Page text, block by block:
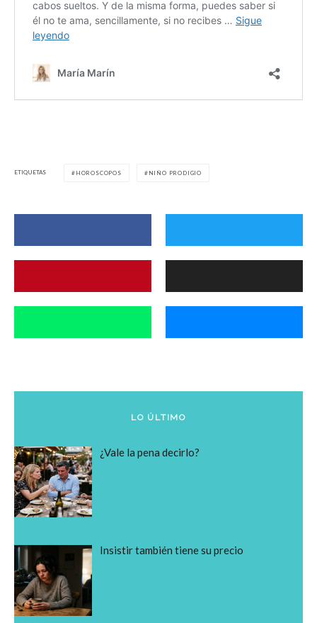
ETIQUETAS HOROSCOPOS NIÑO PRODIGIO
LO ÚLTIMO
¿Vale la pena decirlo?
Insistir también tiene su precio